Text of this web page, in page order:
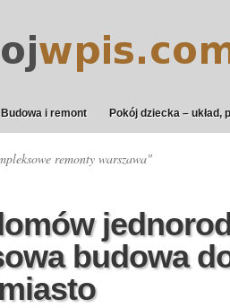
Budowa i remont Pokój dziecka – układ,
remonty warszawa"
budowa